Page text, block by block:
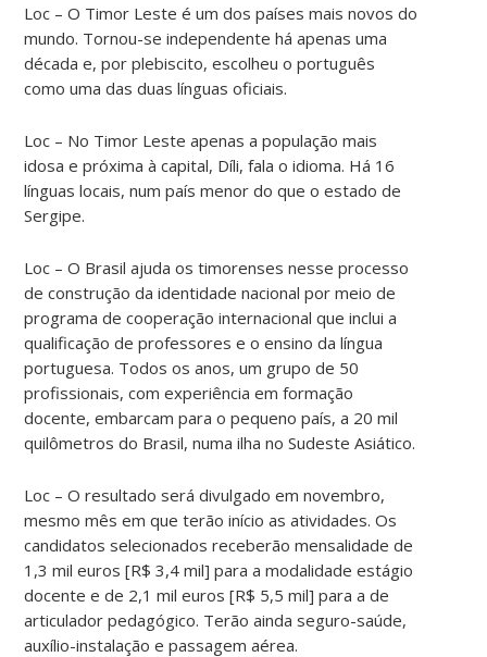
Loc – O Timor Leste é um dos países mais novos do
mundo. Tornou-se independente há apenas uma
década e, por plebiscito, escolheu o português
como uma das duas línguas oficiais.
Loc – No Timor Leste apenas a população mais
idosa e próxima à capital, Díli, fala o idioma. Há 16
línguas locais, num país menor do que o estado de
Sergipe.
Loc – O Brasil ajuda os timorenses nesse processo
de construção da identidade nacional por meio de
programa de cooperação internacional que inclui a
qualificação de professores e o ensino da língua
portuguesa. Todos os anos, um grupo de 50
profissionais, com experiência em formação
docente, embarcam para o pequeno país, a 20 mil
quilômetros do Brasil, numa ilha no Sudeste Asiático.
Loc – O resultado será divulgado em novembro,
mesmo mês em que terão início as atividades. Os
candidatos selecionados receberão mensalidade de
1,3 mil euros [R$ 3,4 mil] para a modalidade estágio
docente e de 2,1 mil euros [R$ 5,5 mil] para a de
articulador pedagógico. Terão ainda seguro-saúde,
auxílio-instalação e passagem aérea.